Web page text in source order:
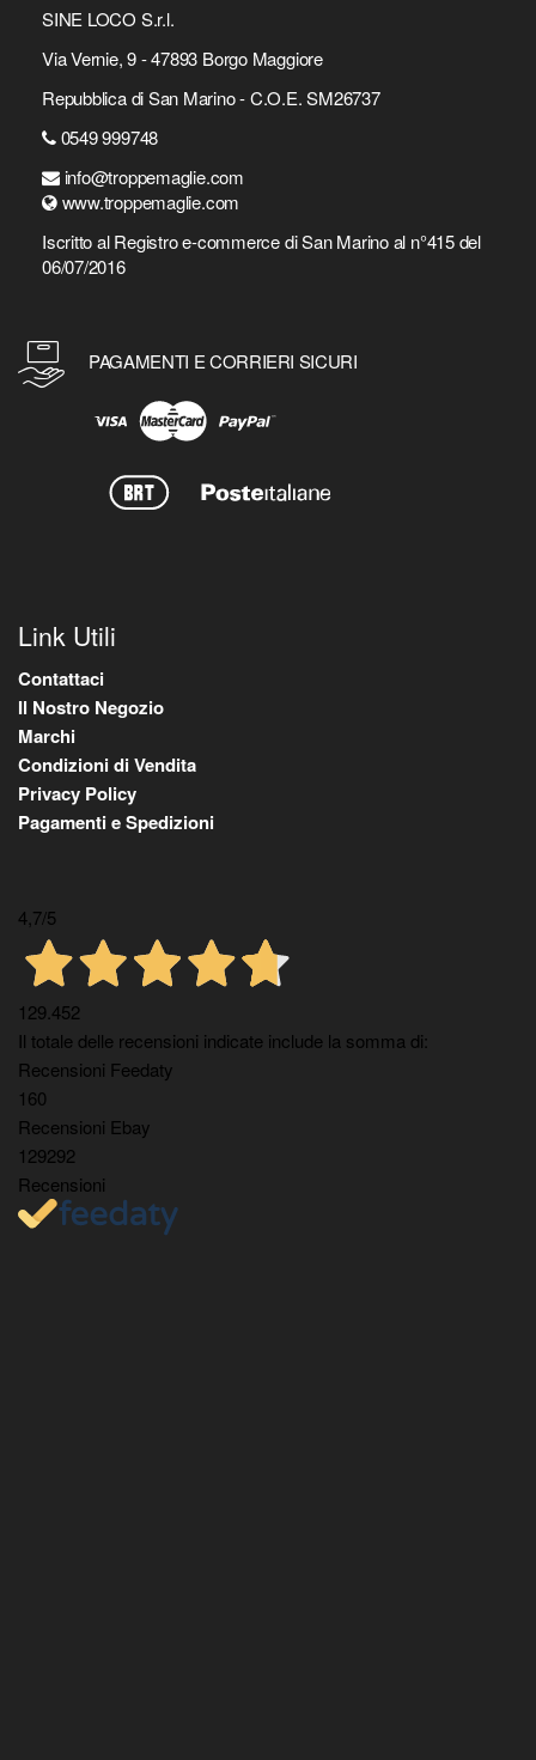
SINE LOCO S.r.l.
Via Vernie, 9 - 47893 Borgo Maggiore
Repubblica di San Marino - C.O.E. SM26737
0549 999748
info@troppemaglie.com
www.troppemaglie.com
Iscritto al Registro e-commerce di San Marino al n°415 del
06/07/2016
PAGAMENTI E CORRIERI SICURI
Link Utili
Contattaci
Il Nostro Negozio
Marchi
Condizioni di Vendita
Privacy Policy
Pagamenti e Spedizioni
4,7/5
129.452
Il totale delle recensioni indicate include la somma di:
Recensioni Feedaty
160
Recensioni Ebay
129292
Recensioni